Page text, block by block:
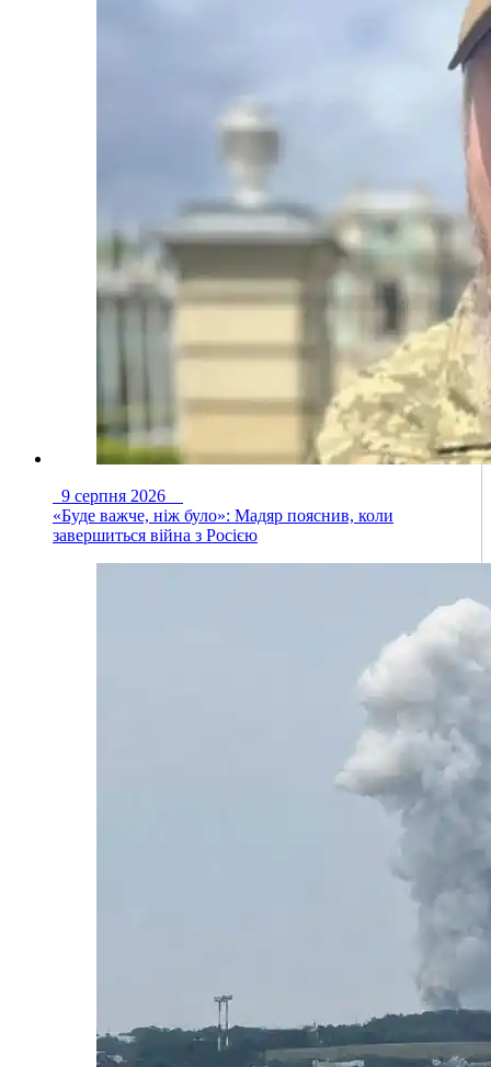
9 серпня 2026
«Буде важче, ніж було»: Мадяр пояснив, коли
завершиться війна з Росією